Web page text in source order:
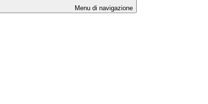
Menu di navigazione